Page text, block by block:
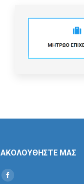
ΑΚΟΛΟΥΘΗΣΤΕ ΜΑΣ
Find us on:
Social